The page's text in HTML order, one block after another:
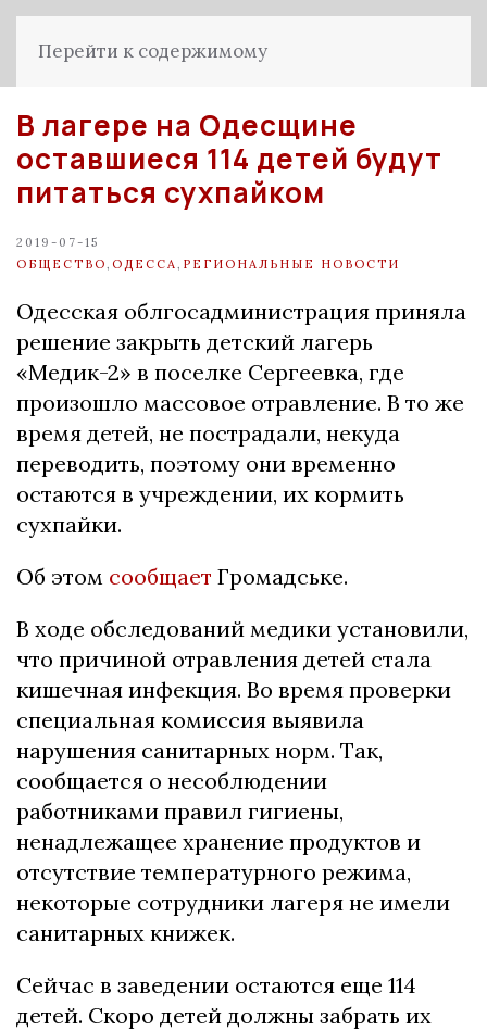
Перейти к содержимому
В лагере на Одесщине
оставшиеся 114 детей будут
питаться сухпайком
2019-07-15
ОБЩЕСТВО ОДЕССА РЕГИОНАЛЬНЫЕ НОВОСТИ
Одесская облгосадминистрация приняла
решение закрыть детский лагерь
«Медик-2» в поселке Сергеевка, где
произошло массовое отравление. В то же
время детей, не пострадали, некуда
переводить, поэтому они временно
остаются в учреждении, их кормить
сухпайки.
Об этом сообщает Громадське.
В ходе обследований медики установили,
что причиной отравления детей стала
кишечная инфекция. Во время проверки
специальная комиссия выявила
нарушения санитарных норм. Так,
сообщается о несоблюдении
работниками правил гигиены,
ненадлежащее хранение продуктов и
отсутствие температурного режима,
некоторые сотрудники лагеря не имели
санитарных книжек.
Сейчас в заведении остаются еще 114
детей. Скоро детей должны забрать их